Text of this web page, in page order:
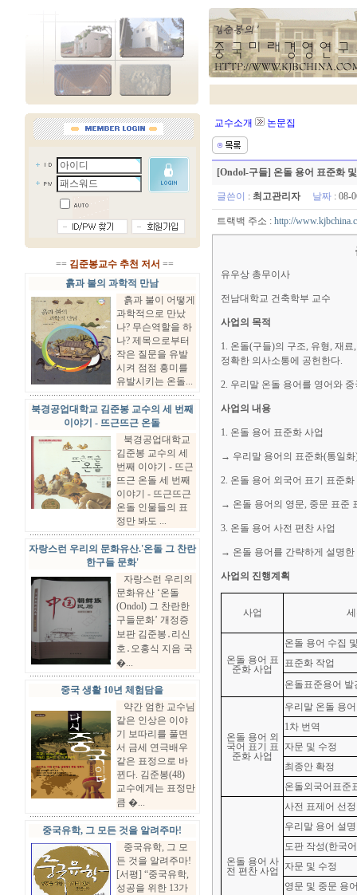
== 김준봉교수 추천 저서 ==
흙과 불의 과학적 만남
흙과 불이 어떻게
과학적으로 만났
나? 무슨역할을 하
나? 제목으로부터
작은 질문을 유발
시켜 점점 흥미를
유발시키는 온돌...
북경공업대학교 김준봉 교수의 세 번째
이야기 - 뜨근뜨근 온돌
북경공업대학교
김준봉 교수의 세
번째 이야기 - 뜨근
뜨근 온돌 세 번째
이야기 - 뜨근뜨근
온돌 인물들의 표
정만 봐도 ...
자랑스런 우리의 문화유산.'온돌 그 찬란
한구들 문화'
자랑스런 우리의
문화유산 ‘온돌
(Ondol) 그 찬란한
구들문화’ 개정증
보판 김준봉․리신
호․오홍식 지음 국
�...
중국 생활 10년 체험담을
약간 엄한 교수님
같은 인상은 이야
기 보따리를 풀면
서 금세 연극배우
같은 표정으로 바
뀐다. 김준봉(48)
교수에게는 표정만
큼 �...
중국유학, 그 모든 것을 알려주마!
중국유학, 그 모
든 것을 알려주마!
[서평] “중국유학,
성공을 위한 13가
교수소개 논문집
[Ondol-구들] 온돌 용어 표준화
글쓴이 : 최고관리자 날짜 :
트랙백 주소 : http://
유우상 총무이사
전남대학교 건축학부 교수
사업의 목적
1. 온돌(구들)의 구조, 유형, 재
정확한 의사소통에 공헌한다.
2. 우리말 온돌 용어를 영어와
사업의 내용
1. 온돌 용어 표준화 사업
→ 우리말 용어의 표준화(통일화
2. 온돌 용어 외국어 표기 표준화
→ 온돌 용어의 영문, 중문 표준
3. 온돌 용어 사전 편찬 사업
→ 온돌 용어를 간략하게 설명
사업의 진행계획
사업
온돌 용어 표
준화 사업
온돌 용어 수집
표준화 작업
온돌표준용어 발
온돌 용어 외
국어 표기 표
준화 사업
우리말 온돌 용
1차 번역
자문 및 수정
최종안 확정
온돌외국어표준
온돌 용어 사
전 편찬 사업
사전 표제어 선정
우리말 용어 설
도판 작성(한국
자문 및 수정
영문 및 중문 용